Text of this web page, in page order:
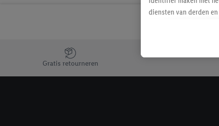
Jouw voordelen bij ons als Lidl webshop klant
Gratis retourneren
diensten van derden
Als je hiervoor
eerder interesse hebt
maar het niet te
mailadres en met
Onder "Aanpassen"